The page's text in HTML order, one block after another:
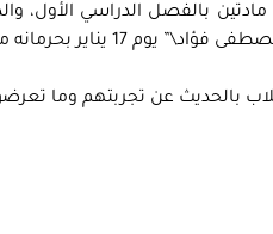
بالفصل الدراسي الأول،
في المواد المتبقية في الفصل الدراسي الأول.
بالحديث عن تجربتهم وما